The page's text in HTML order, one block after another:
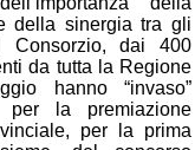
della sinergia tra gli
dai 400
da tutta la Regione
hanno “invaso”
per la premiazione
per la prima